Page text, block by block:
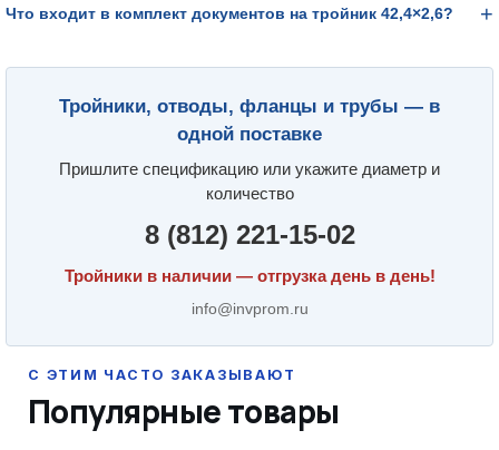
Что входит в комплект документов на тройник 42,4×2,6?
Тройники, отводы, фланцы и трубы — в
одной поставке
Пришлите спецификацию или укажите диаметр и
количество
8 (812) 221-15-02
Тройники в наличии — отгрузка день в день!
info@invprom.ru
Популярные товары